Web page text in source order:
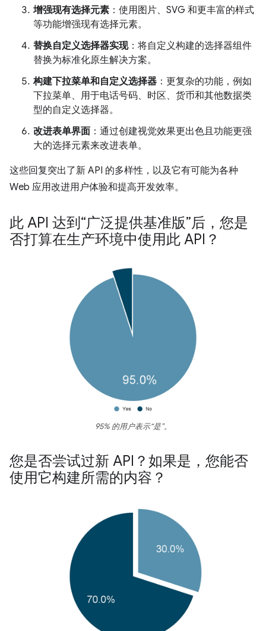
增强现有选择元素 ：使用图片、SVG 和更丰富的样式
等功能增强现有选择元素。
替换自定义选择器实现：将自定义构建的选择器组件
替换为标准化原生解决方案。
构建下拉菜单和自定义选择器 ：更复杂的功能，例如
下拉菜单、用于电话号码、时区、货币和其他数据类
型的自定义选择器。
改进表单界面 ：通过创建视觉效果更出色且功能更强
大的选择元素来改进表单。
这些回复突出了新 API 的多样性，以及它有可能为各种
Web 应用改进用户体验和提高开发效率。
此 API 达到“广泛提供基准版”后，您是
否打算在生产环境中使用此 API？
95% 的用户表示“是”。
您是否尝试过新 API？如果是，您能否
使用它构建所需的内容？